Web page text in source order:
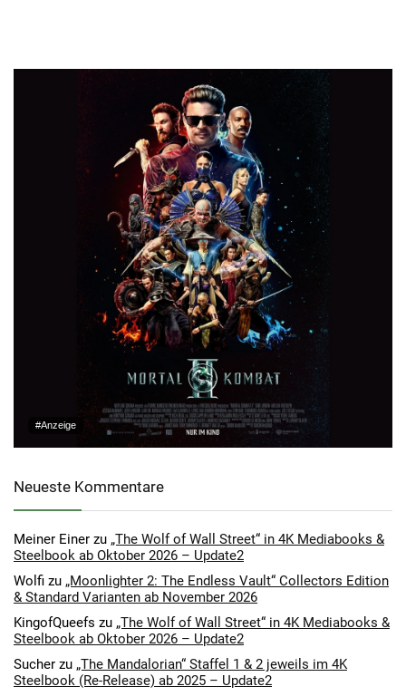
#Anzeige
Neueste Kommentare
Meiner Einer zu „The Wolf of Wall Street“ in 4K Mediabooks &
Steelbook ab Oktober 2026 – Update2
Wolfi zu „Moonlighter 2: The Endless Vault“ Collectors Edition
& Standard Varianten ab November 2026
KingofQueefs zu „The Wolf of Wall Street“ in 4K Mediabooks &
Steelbook ab Oktober 2026 – Update2
Sucher zu „The Mandalorian“ Staffel 1 & 2 jeweils im 4K
Steelbook (Re-Release) ab 2025 – Update2